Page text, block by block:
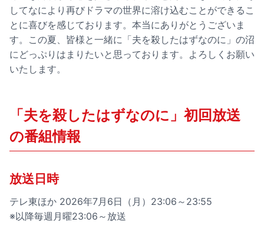
してなにより再びドラマの世界に溶け込むことができるこ
とに喜びを感じております。本当にありがとうございま
す。この夏、皆様と一緒に「夫を殺したはずなのに」の沼
にどっぷりはまりたいと思っております。よろしくお願い
いたします。
「夫を殺したはずなのに」初回放送
の番組情報
放送日時
テレ東ほか 2026年7月6日（月）23:06～23:55
※以降毎週月曜23:06～放送